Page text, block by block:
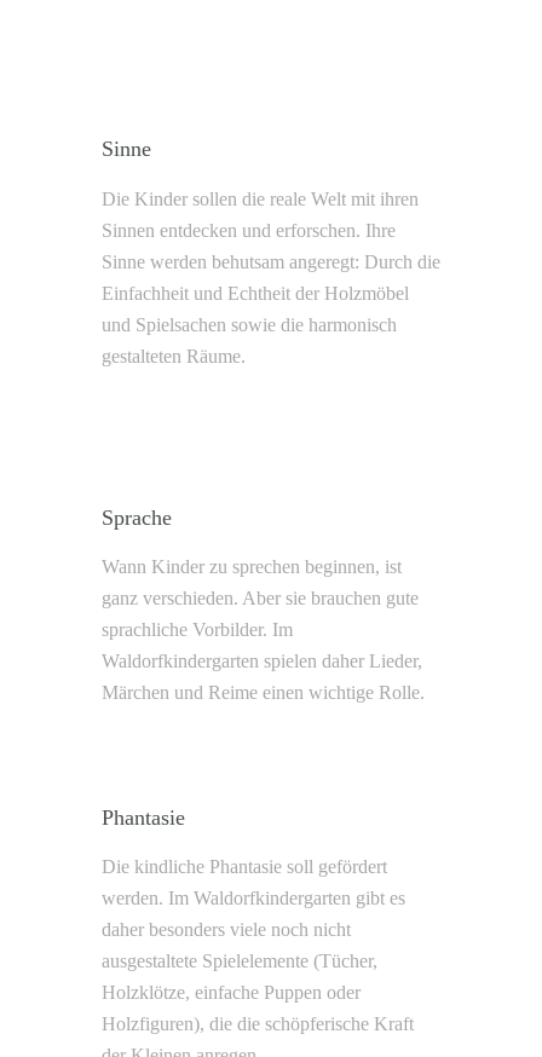
Sinne
Die Kinder sollen die reale Welt mit ihren
Sinnen entdecken und erforschen. Ihre
Sinne werden behutsam angeregt: Durch die
Einfachheit und Echtheit der Holzmöbel
und Spielsachen sowie die harmonisch
gestalteten Räume.
Sprache
Wann Kinder zu sprechen beginnen, ist
ganz verschieden. Aber sie brauchen gute
sprachliche Vorbilder. Im
Waldorfkindergarten spielen daher Lieder,
Märchen und Reime einen wichtige Rolle.
Phantasie
Die kindliche Phantasie soll gefördert
werden. Im Waldorfkindergarten gibt es
daher besonders viele noch nicht
ausgestaltete Spielelemente (Tücher,
Holzklötze, einfache Puppen oder
Holzfiguren), die die schöpferische Kraft